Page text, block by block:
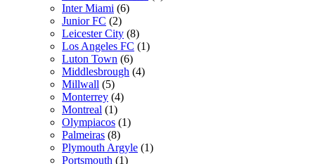
Inter Miami (6)
Junior FC (2)
Leicester City (8)
Los Angeles FC (1)
Luton Town (6)
Middlesbrough (4)
Millwall (5)
Monterrey (4)
Montreal (1)
Olympiacos (1)
Palmeiras (8)
Plymouth Argyle (1)
Portsmouth (1)